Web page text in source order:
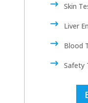
Skin
Liver
Blood
Safety